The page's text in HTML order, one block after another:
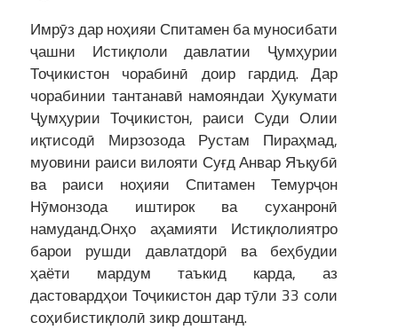
Имрӯз дар ноҳияи Спитамен ба муносибати
ҷашни Истиқлоли давлатии Ҷумҳурии
Тоҷикистон чорабинӣ доир гардид. Дар
чорабинии тантанавӣ намояндаи Ҳукумати
Ҷумҳурии Тоҷикистон, раиси Суди Олии
иқтисодӣ Мирзозода Рустам Пираҳмад,
муовини раиси вилояти Суғд Анвар Яъқубӣ
ва раиси ноҳияи Спитамен Темурҷон
Нӯмонзода иштирок ва суханронӣ
намуданд.Онҳо аҳамияти Истиқлолиятро
барои рушди давлатдорӣ ва беҳбудии
ҳаёти мардум таъкид карда, аз
дастовардҳои Тоҷикистон дар тӯли 33 соли
соҳибистиқлолӣ зикр доштанд.